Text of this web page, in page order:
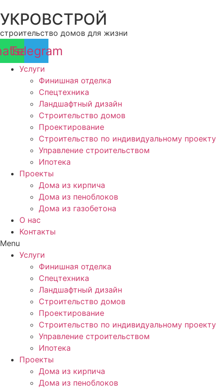
к
УКРОВСТРОЙ
строительство домов для жизни
Telegram
Услуги
Финишная отделка
Спецтехника
Ландшафтный дизайн
Строительство домов
Проектирование
Строительство по индивидуальному проекту
Управление строительством
Ипотека
Проекты
Дома из кирпича
Дома из пеноблоков
Дома из газобетона
О нас
Контакты
Menu
Услуги
Финишная отделка
Спецтехника
Ландшафтный дизайн
Строительство домов
Проектирование
Строительство по индивидуальному проекту
Управление строительством
Ипотека
Проекты
Дома из кирпича
Дома из пеноблоков